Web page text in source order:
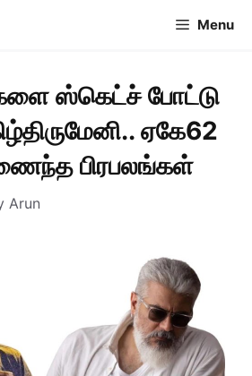
Menu
ஸ்கெட்ச் போட்டு
ஏகே62
பிரபலங்கள்
Arun